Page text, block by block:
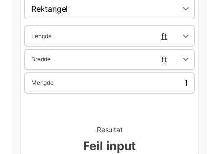
d
e
Lengde
Bredde
Mengde
Resultat
Feil input